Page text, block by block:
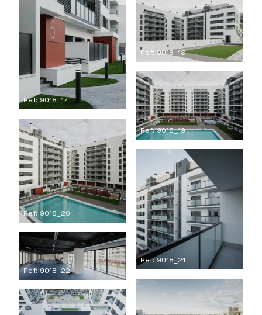
Ref: 9018_17
Ref: 9018_18
Ref: 9018_19
Ref: 9018_20
Ref: 9018_21
Ref: 9018_22